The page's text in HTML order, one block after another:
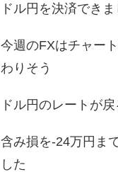
ドル円を決済できま
今週のFXはチャー
わりそう
ドル円のレートが
含み損を-24万円ま
した